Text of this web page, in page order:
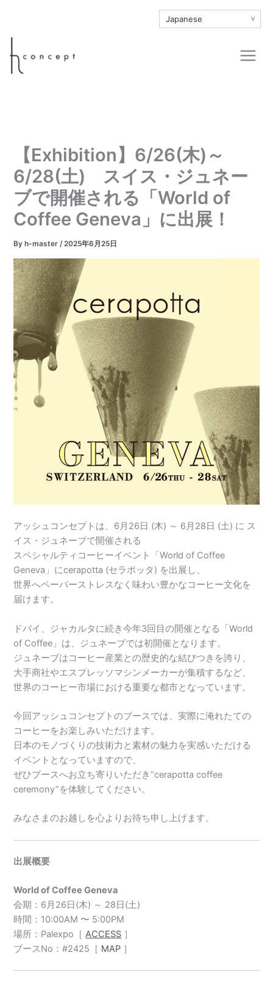
∨
【Exhibition】6/26(木)～
6/28(土) スイス・ジュネー
ブで開催される「World of
Coffee Geneva」に出展！
By h-master/2025年6月25日
アッシュコンセプトは、6月26日 (木) ～ 6月28日 (土) に ス
イス・ジュネーブで開催される
スペシャルティコーヒーイベント「World of Coffee
Geneva」にcerapotta (セラポッタ) を出展し、
世界へペーパーストレスなく味わい豊かなコーヒー文化を
届けます。
ドバイ、ジャカルタに続き今年3回目の開催となる「World
of Coffee」は、ジュネーブでは初開催となります。
ジュネーブはコーヒー産業との歴史的な結びつきを誇り、
大手商社やエスプレッソマシンメーカーが集積するなど、
世界のコーヒー市場における重要な都市となっています。
今回アッシュコンセプトのブースでは、実際に淹れたての
コーヒーをお楽しみいただけます。
日本のモノづくりの技術力と素材の魅力を実感いただける
イベントとなっていますので、
ぜひブースへお立ち寄りいただき”cerapotta coffee
ceremony”を体験してください。
みなさまのお越しを心よりお待ち申し上げます。
出展概要
World of Coffee Geneva
会期：6月26日(木) ～ 28日(土)
時間：10:00AM 〜 5:00PM
場所：Palexpo［ACCESS ］
ブースNo：#2425［ MAP ］